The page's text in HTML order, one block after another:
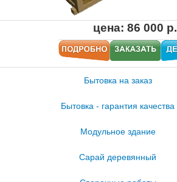
цена: 86 000 р.
Бытовка на заказ
Бытовка - гарантия качества
Модульное здание
Сарай деревянный